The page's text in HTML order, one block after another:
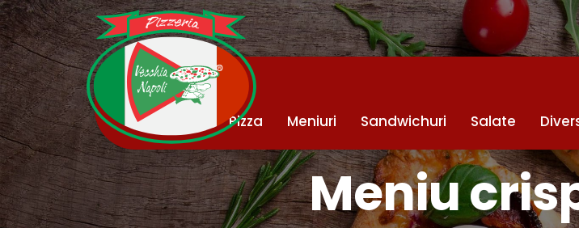
Pizza Meniuri Sandwichuri Salate
Meniu